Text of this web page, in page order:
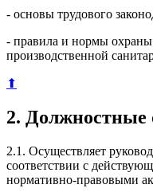
- основы трудового
- правила и нормы охраны
производственной
⬆
2. Должностные
2.1. Осуществляет
соответствии с
нормативно-правовыми